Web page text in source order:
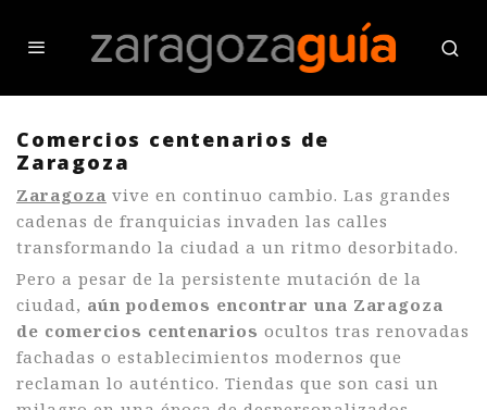
Comercios centenarios de
Zaragoza
Zaragoza vive en continuo cambio. Las grandes
cadenas de franquicias invaden las calles
transformando la ciudad a un ritmo desorbitado.
Pero a pesar de la persistente mutación de la
ciudad, aún podemos encontrar una Zaragoza
de comercios centenarios ocultos tras renovadas
fachadas o establecimientos modernos que
reclaman lo auténtico. Tiendas que son casi un